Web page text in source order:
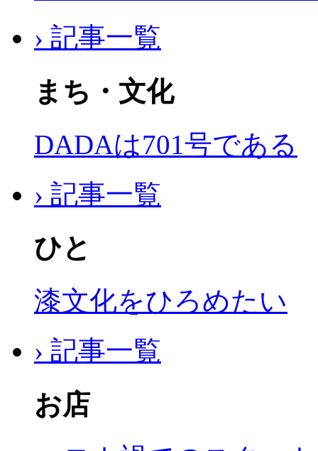
› 記事一覧
まち・文化
DADAは701号である
› 記事一覧
ひと
漆文化をひろめたい
› 記事一覧
お店